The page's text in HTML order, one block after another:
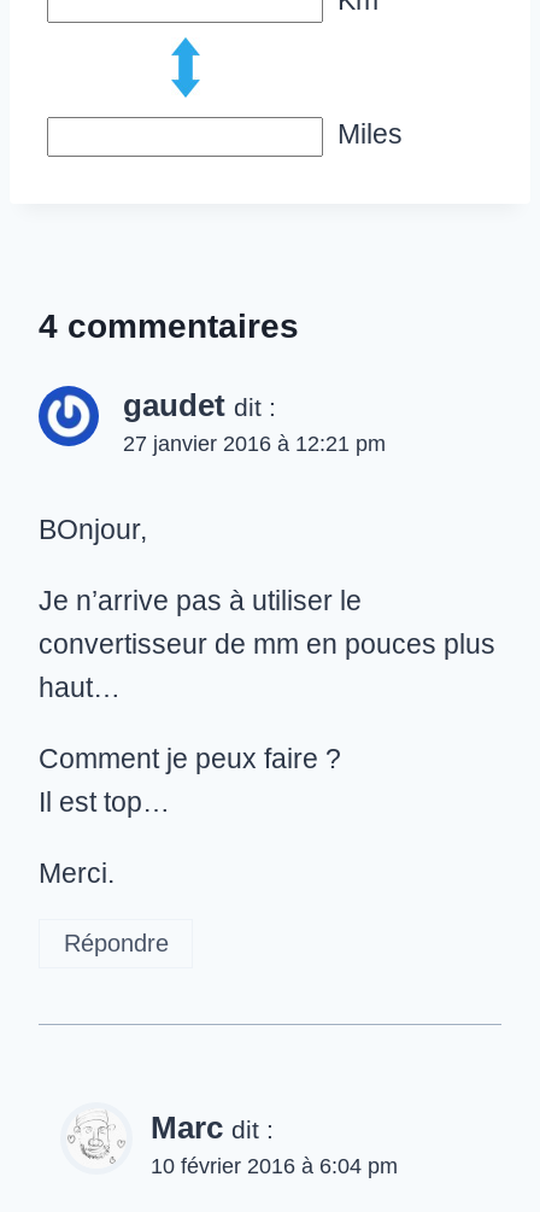
Miles
4 commentaires
gaudet dit :
27 janvier 2016 à 12:21 pm
BOnjour,
Je n’arrive pas à utiliser le
convertisseur de mm en pouces plus
haut…
Comment je peux faire ?
Il est top…
Merci.
Répondre
Marc dit :
10 février 2016 à 6:04 pm